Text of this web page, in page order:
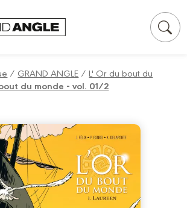
/ GRAND ANGLE /L' Or du bout du
du monde - vol. 01/2